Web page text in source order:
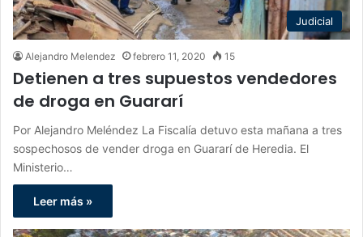
Judicial
Alejandro Melendez febrero 11, 2020 15
Detienen a tres supuestos vendedores
de droga en Guararí
Por Alejandro Meléndez La Fiscalía detuvo esta mañana a tres
sospechosos de vender droga en Guararí de Heredia. El
Ministerio…
Leer más »